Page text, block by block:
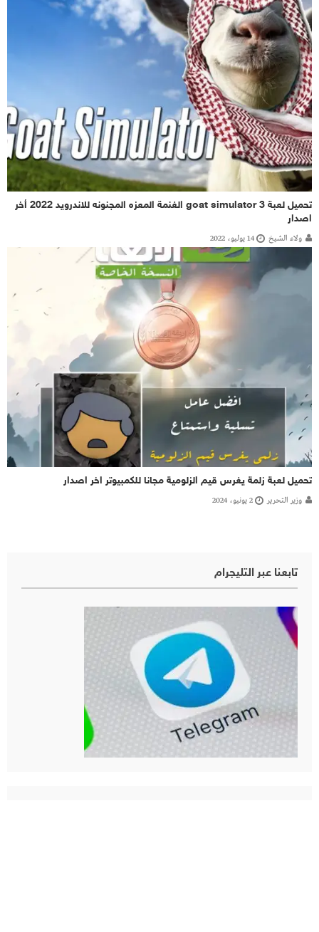
تحميل لعبة goat simulator 3 الغنمة المعزه المجنونه للاندرويد 2022 أخر
اصدار
ولاء الشيخ 14 يوليو، 2022
تحميل لعبة زلمة يغرس قيم الزلومية مجانا للكمبيوتر اخر اصدار
وزير التحرير 2 يونيو، 2024
تابعنا عبر التليجرام